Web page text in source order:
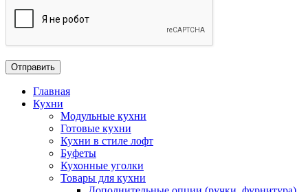
Главная
Кухни
Модульные кухни
Готовые кухни
Кухни в стиле лофт
Буфеты
Кухонные уголки
Товары для кухни